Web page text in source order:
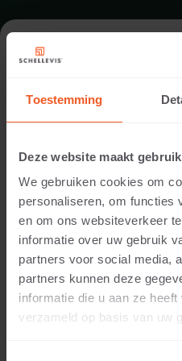
Toestemming
Deze website maakt
We gebruiken cookies om
personaliseren, om functies
en om ons websiteverkeer
informatie over uw gebruik
partners voor social media,
partners kunnen deze
informatie die u aan ze
verzameld op basis van uw
ENTRANCE IN
Snels Tuinstylist
Installed by:
Snels Tuinstylist
Location:
Berkel en Rodenrijs
Application:
Entrance
Photography:
Cees Rijnen